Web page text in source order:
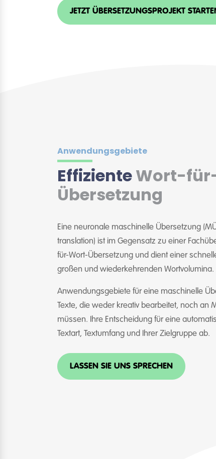
JETZT ÜBERSETZUNGSPROJEKT
Anwendungsgebiete
EffizienteWort-
Übersetzung
Eine neuronale maschinelle Übersetzung
translation) ist im Gegensatz zu einer
für-Wort-Übersetzung und dient einer
großen und wiederkehrenden Wortvolumina.
Anwendungsgebiete für eine maschinelle
Texte, die weder kreativ bearbeitet, noch an
müssen. Ihre Entscheidung für eine
Textart, Textumfang und Ihrer Zielgruppe ab.
LASSEN SIE UNS SPRECHEN